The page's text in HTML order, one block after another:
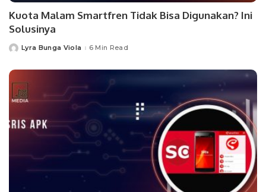
Kuota Malam Smartfren Tidak Bisa Digunakan? Ini
Solusinya
PostedLyra Bunga Viola 6 Min Read